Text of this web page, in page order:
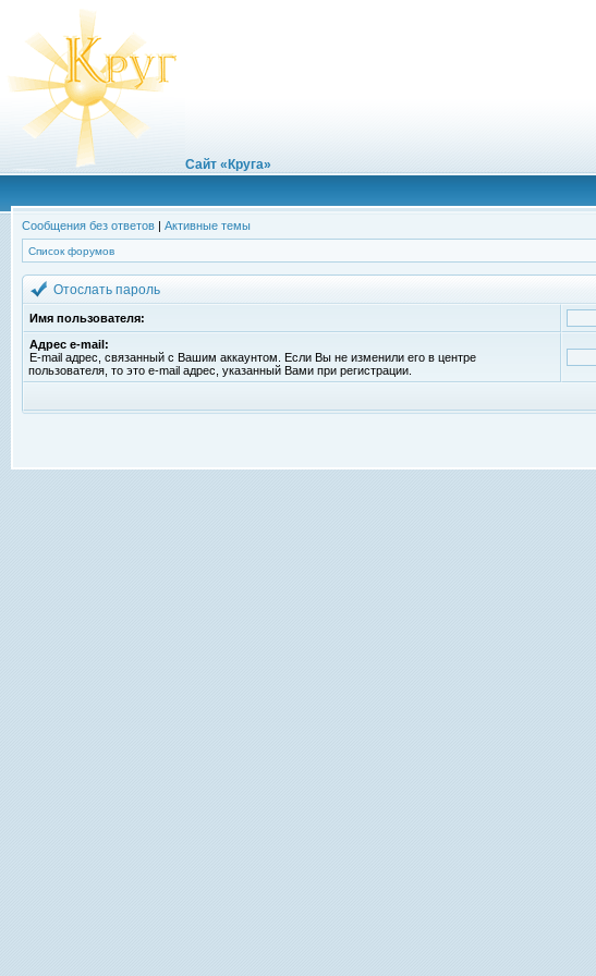
Сайт «Круга»
Сообщения без ответов | Активные темы
Список форумов
Отослать пароль
Имя пользователя:
Адрес e-mail:
E-mail адрес, связанный с Вашим аккаунтом. Если Вы не изменили его в центре
пользователя, то это e-mail адрес, указанный Вами при регистрации.